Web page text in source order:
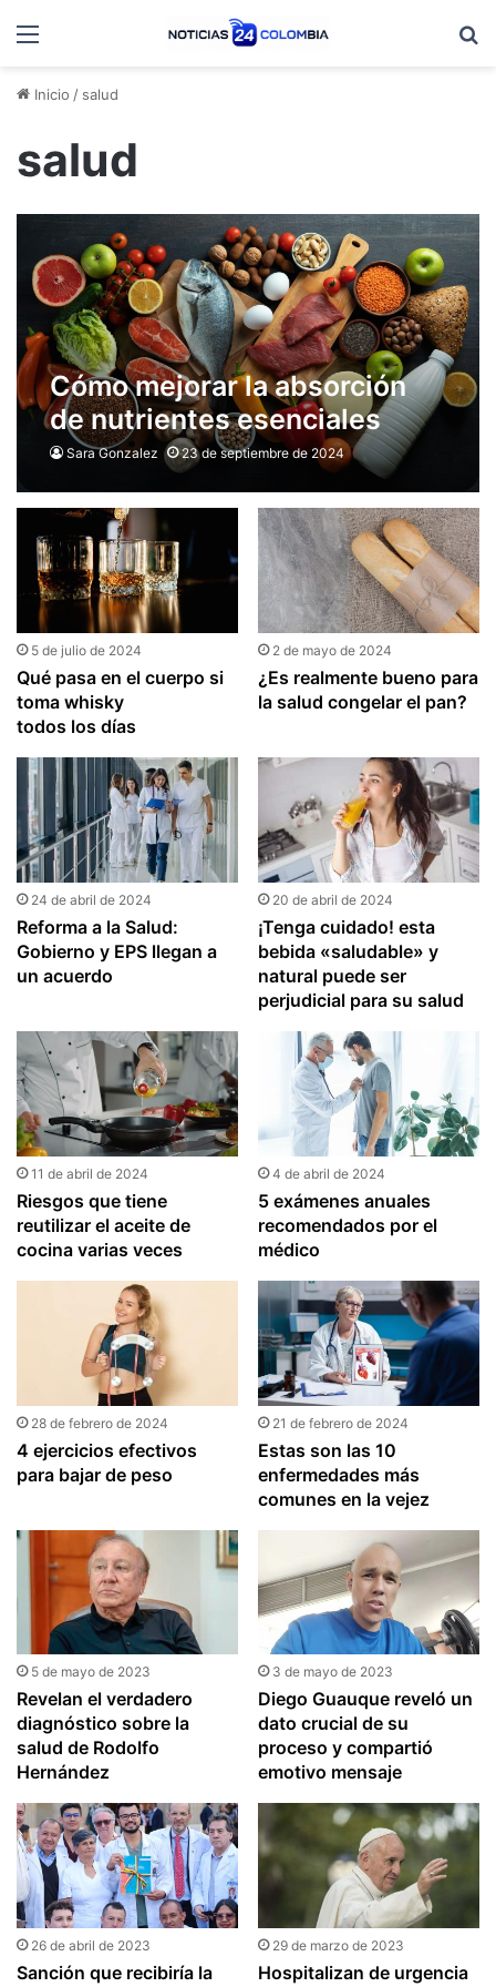
Menú
Inicio / salud
salud
Cómo mejorar la absorción
de nutrientes esenciales
para una salud óptima
Sara Gonzalez 23 de septiembre de 2024
5 de julio de 2024
Qué pasa en el cuerpo si
toma whisky
todos los días
2 de mayo de 2024
¿Es realmente bueno para
la salud congelar el pan?
24 de abril de 2024
Reforma a la Salud:
Gobierno y EPS llegan a
un acuerdo
20 de abril de 2024
¡Tenga cuidado! esta
bebida «saludable» y
natural puede ser
perjudicial para su salud
11 de abril de 2024
Riesgos que tiene
reutilizar el aceite de
cocina varias veces
4 de abril de 2024
5 exámenes anuales
recomendados por el
médico
28 de febrero de 2024
4 ejercicios efectivos
para bajar de peso
21 de febrero de 2024
Estas son las 10
enfermedades más
comunes en la vejez
5 de mayo de 2023
Revelan el verdadero
diagnóstico sobre la
salud de Rodolfo
Hernández
3 de mayo de 2023
Diego Guauque reveló un
dato crucial de su
proceso y compartió
emotivo mensaje
26 de abril de 2023
Sanción que recibiría la
29 de marzo de 2023
Hospitalizan de urgencia